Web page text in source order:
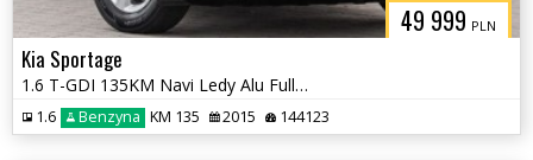
49 999 PLN
Kia Sportage
1.6 T-GDI 135KM Navi Ledy Alu Full Serwis Gwarancjia !!!
1.6 Benzyna KM 135 2015 144123